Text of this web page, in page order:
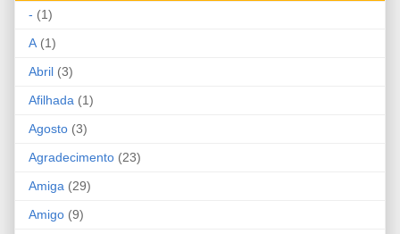
- (1)
A (1)
Abril (3)
Afilhada (1)
Agosto (3)
Agradecimento (23)
Amiga (29)
Amigo (9)